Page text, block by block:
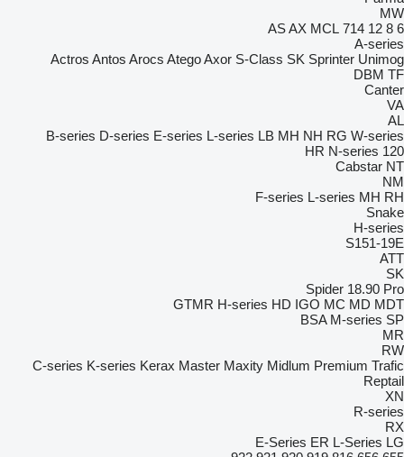
MW
6
8
12
714
ASAX MCL
A-series
Actros Antos Arocs AtegoAxor S-Class SK Sprinter Unimog
DBM TF
Canter
VA
AL
B-series D-series E-series L-series LB MH NH RG W-series
120
HR N-series
Cabstar NT
NM
F-series L-series MH RH
Snake
H-series
S151-19E
ATT
SK
Spider 18.90 Pro
GTMR H-series HD IGO MC MD MDT
BSA M-series SP
MR
RW
C-series K-series Kerax Master Maxity Midlum Premium Trafic
Reptail
XN
R-series
RX
E-Series ER L-Series LG